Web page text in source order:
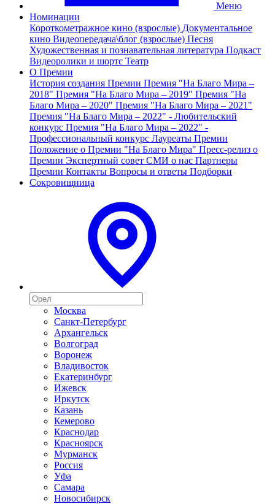
Меню
Номинации
Короткометражное кино (взрослые) Документальное
кино Видеопередача\блог (взрослые) Песня
Художественная и познавательная литература Подкаст
Видеоролики и шортс Театр
О Премии
История создания Премии Премия "На Благо Мира –
2018" Премия "На Благо Мира – 2019" Премия "На
Благо Мира – 2020" Премия "На Благо Мира – 2021"
Премия "На Благо Мира – 2022" - Любительский
конкурс Премия "На Благо Мира – 2022" -
Профессиональный конкурс Лауреаты Премии
Положение о Премии "На Благо Мира" Пресс-релиз о
Премии Экспертный совет СМИ о нас Партнеры
Премии Контакты Вопросы и ответы Подборки
Сокровищница
Москва
Санкт-Петербург
Архангельск
Волгоград
Воронеж
Владивосток
Екатеринбург
Ижевск
Иркутск
Казань
Кемерово
Краснодар
Красноярск
Мурманск
Россия
Уфа
Самара
Новосибирск